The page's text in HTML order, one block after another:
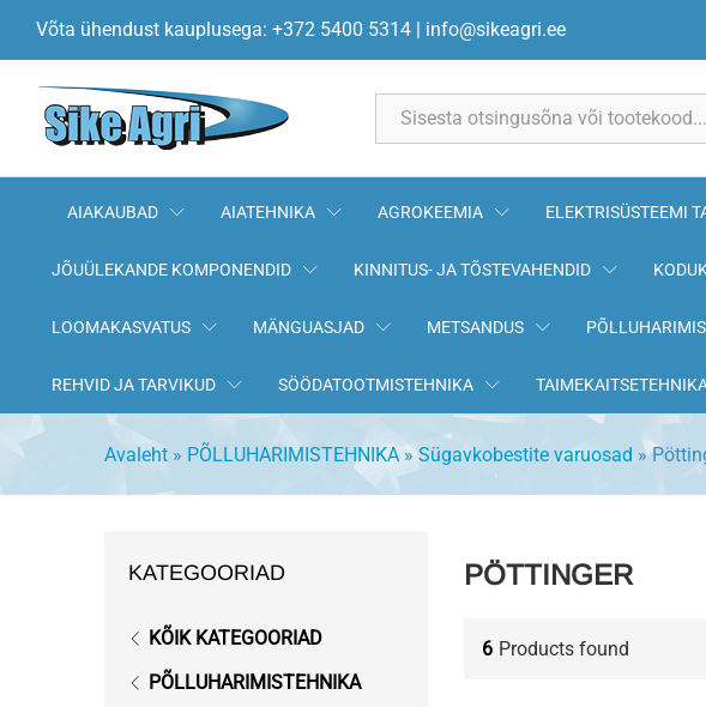
Võta ühendust kauplusega: +372 5400 5314 | info@sikeagri.ee
AIAKAUBAD AIATEHNIKA AGROKEEMIA ELEKTRISÜSTEEMI
JÕUÜLEKANDE KOMPONENDID KINNITUS- JA TÕSTEVAHENDID
LOOMAKASVATUS MÄNGUASJAD METSANDUS
REHVID JA TARVIKUD SÖÖDATOOTMISTEHNIKA
Avaleht » PÕLLUHARIMISTEHNIKA» Sügavkobestite varuosad »
PÖTTINGER
6 Products found
KATEGOORIAD
KÕIK KATEGOORIAD
PÕLLUHARIMISTEHNIKA